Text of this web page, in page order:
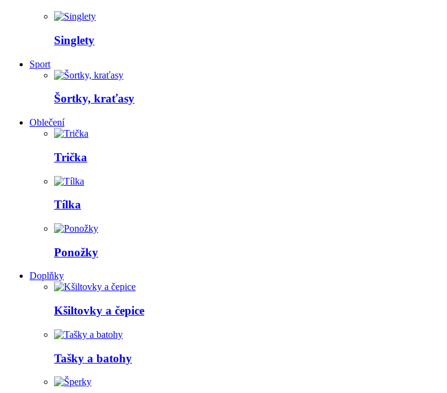
Singlety
Sport
Šortky, kraťasy
Oblečení
Trička
Tílka
Ponožky
Doplňky
Kšiltovky a čepice
Tašky a batohy